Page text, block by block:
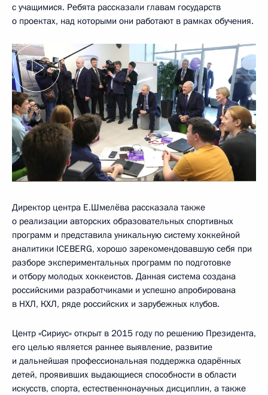
с учащимися. Ребята рассказали главам государств
о проектах, над которыми они работают в рамках обучения.
Директор центра Е.Шмелёва рассказала также
о реализации авторских образовательных спортивных
программ и представила уникальную систему хоккейной
аналитики ICEBERG, хорошо зарекомендовавшую себя при
разборе экспериментальных программ по подготовке
и отбору молодых хоккеистов. Данная система создана
российскими разработчиками и успешно апробирована
в НХЛ, КХЛ, ряде российских и зарубежных клубов.
Центр «Сириус» открыт в 2015 году по решению Президента,
его целью является раннее выявление, развитие
и дальнейшая профессиональная поддержка одарённых
детей, проявивших выдающиеся способности в области
искусств, спорта, естественнонаучных дисциплин, а также